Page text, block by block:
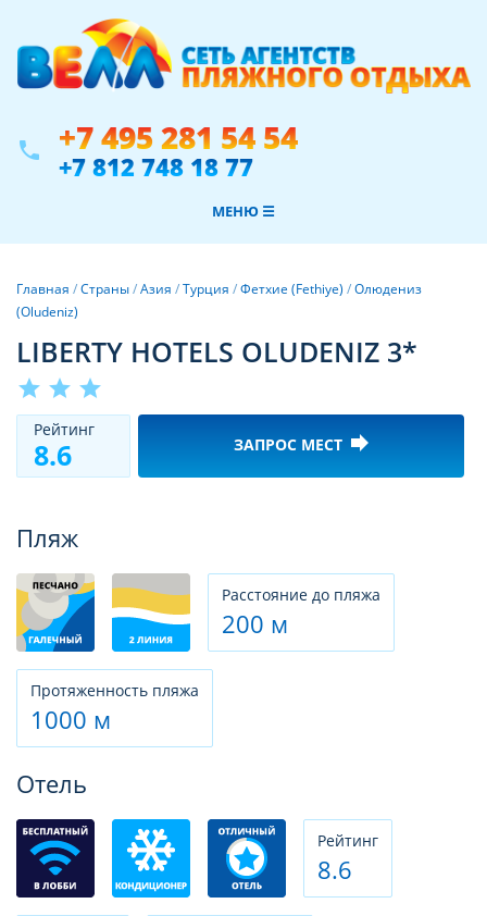
phone +7 495 281 54 54
+7 812 748 18 77
МЕНЮ ☰
Главная /Страны/Азия /Турция /Фетхие (Fethiye) /Олюдениз
(Oludeniz)
LIBERTY HOTELS OLUDENIZ 3*
star star star
Рeйтинг
8.6 ЗАПРОС МЕСТ forward
Пляж
Расстояние до пляжа
200 м
Протяженность пляжа
1000 м
Отель
Рeйтинг
8.6